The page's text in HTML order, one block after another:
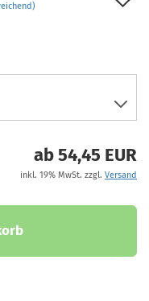
ab 54,45 EUR
inkl. 19% MwSt. zzgl. Versand